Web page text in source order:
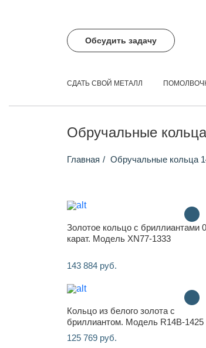
Обсудить задачу
СДАТЬ СВОЙ МЕТАЛЛ
Обручальные
Главная Обручальные кольца
Золотое кольцо с бриллиантами
карат. Модель XN77-1333
143 884 руб.
Кольцо из белого золота с
бриллиантом. Модель R14B-1425
125 769 руб.